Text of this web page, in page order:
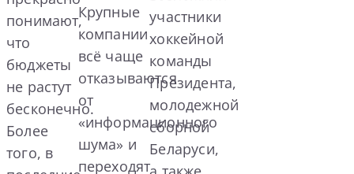
понимают,
что
бюджеты
не растут
бесконечно.
Более
того, в
Крупные
компании
всё чаще
отказываются
от
«информационного
шума» и
переходят
участники
хоккейной
команды
Президента,
молодежной
сборной
Беларуси,